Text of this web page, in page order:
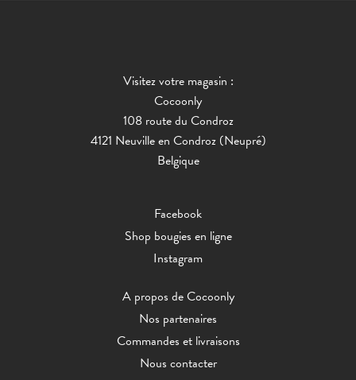
Visitez votre magasin :
Cocoonly
108 route du Condroz
4121 Neuville en Condroz (Neupré)
Belgique
Facebook
Shop bougies en ligne
Instagram
A propos de Cocoonly
Nos partenaires
Commandes et livraisons
Nous contacter